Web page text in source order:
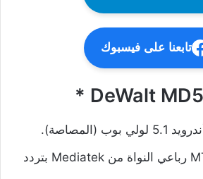
تابعنا على فيسبوك
أندرويد 5.1 لولي بوب (المصاصة).
MT6735 رباعي النواة من Mediatek بتردد